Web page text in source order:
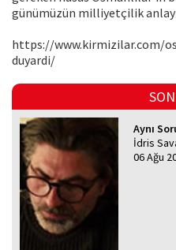
günümüzün milliyetçilik
https://www.kirmizilar.com/
duyardi/
Aynı
İdris
06 Ağu